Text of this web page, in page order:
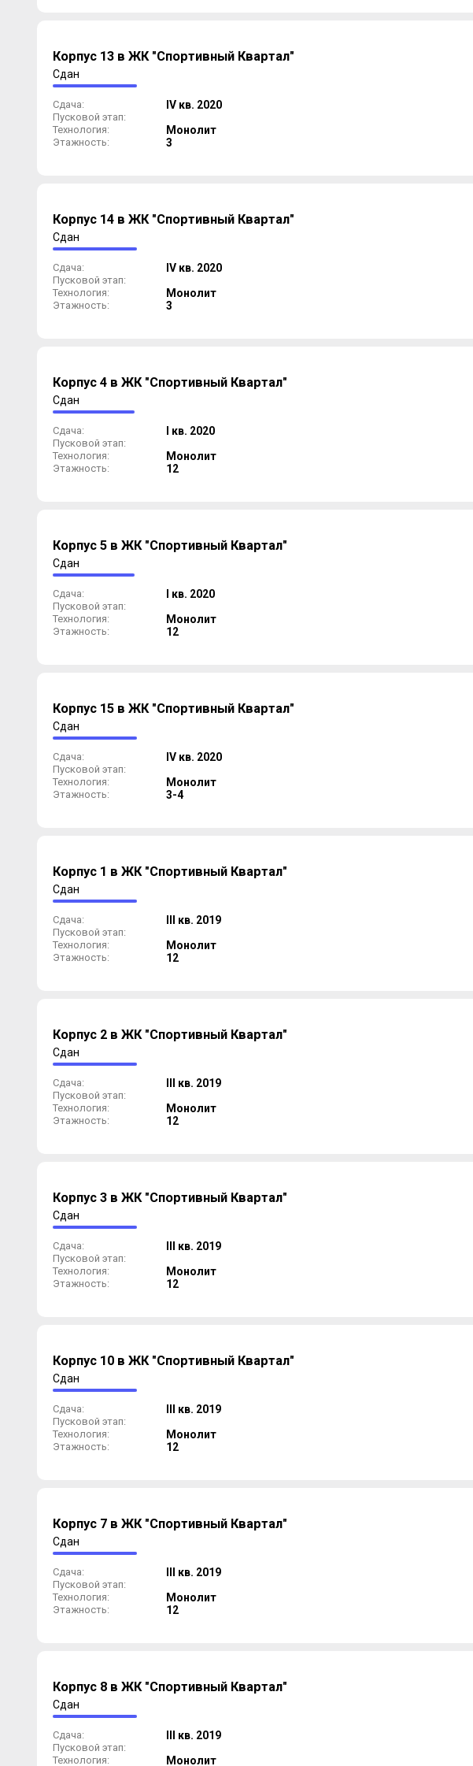
Корпус 13 в ЖК "Спортивный Квартал"
Сдан
Сдача: IV кв. 2020
Пусковой этап:
Технология:
Монолит
Этажность: 3
Корпус 14 в ЖК "Спортивный Квартал"
Сдан
Сдача: IV кв. 2020
Пусковой этап:
Технология:
Монолит
Этажность: 3
Корпус 4 в ЖК "Спортивный Квартал"
Сдан
Сдача: I кв. 2020
Пусковой этап:
Технология:
Монолит
Этажность: 12
Корпус 5 в ЖК "Спортивный Квартал"
Сдан
Сдача: I кв. 2020
Пусковой этап:
Технология:
Монолит
Этажность: 12
Корпус 15 в ЖК "Спортивный Квартал"
Сдан
Сдача: IV кв. 2020
Пусковой этап:
Технология:
Монолит
Этажность: 3-4
Корпус 1 в ЖК "Спортивный Квартал"
Сдан
Сдача: III кв. 2019
Пусковой этап:
Технология:
Монолит
Этажность: 12
Корпус 2 в ЖК "Спортивный Квартал"
Сдан
Сдача: III кв. 2019
Пусковой этап:
Технология:
Монолит
Этажность: 12
Корпус 3 в ЖК "Спортивный Квартал"
Сдан
Сдача: III кв. 2019
Пусковой этап:
Технология:
Монолит
Этажность: 12
Корпус 10 в ЖК "Спортивный Квартал"
Сдан
Сдача: III кв. 2019
Пусковой этап:
Технология:
Монолит
Этажность: 12
Корпус 7 в ЖК "Спортивный Квартал"
Сдан
Сдача: III кв. 2019
Пусковой этап:
Технология:
Монолит
Этажность: 12
Корпус 8 в ЖК "Спортивный Квартал"
Сдан
Сдача: III кв. 2019
Пусковой этап:
Технология:
Монолит